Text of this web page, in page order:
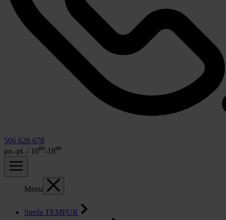
506 626 678
pn.-pt. / 10⁰⁰-18⁰⁰
Menu
Strefa TEMPUR